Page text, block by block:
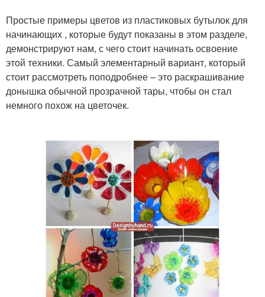
Простые примеры цветов из пластиковых бутылок для
начинающих , которые будут показаны в этом разделе,
демонстрируют нам, с чего стоит начинать освоение
этой техники. Самый элементарный вариант, который
стоит рассмотреть поподробнее – это раскрашивание
донышка обычной прозрачной тары, чтобы он стал
немного похож на цветочек.